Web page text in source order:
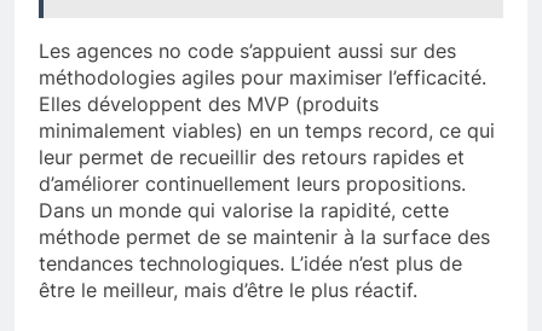
Les agences no code s’appuient aussi sur des
méthodologies agiles pour maximiser l’efficacité.
Elles développent des MVP (produits
minimalement viables) en un temps record, ce qui
leur permet de recueillir des retours rapides et
d’améliorer continuellement leurs propositions.
Dans un monde qui valorise la rapidité, cette
méthode permet de se maintenir à la surface des
tendances technologiques. L’idée n’est plus de
être le meilleur, mais d’être le plus réactif.